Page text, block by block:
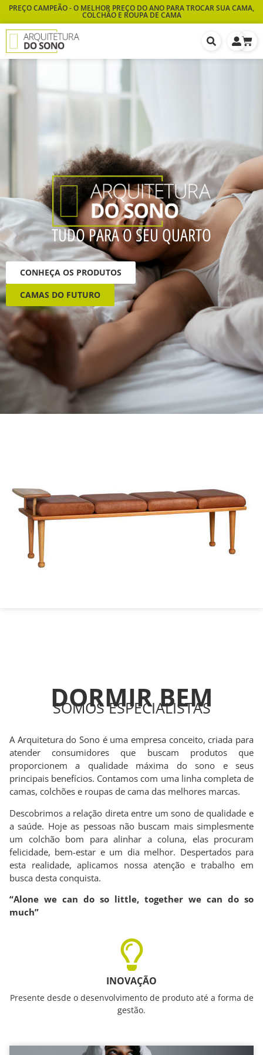
PREÇO CAMPEÃO - O MELHOR PREÇO DO ANO PARA TROCAR SUA CAMA,
COLCHÃO E ROUPA DE CAMA
TUDO PARA O SEU QUARTO
CONHEÇA OS PRODUTOS
CAMAS DO FUTURO
DORMIR BEM
SOMOS ESPECIALISTAS
A Arquitetura do Sono é uma empresa conceito, criada para
atender consumidores que buscam produtos que
proporcionem a qualidade máxima do sono e seus
principais benefícios. Contamos com uma linha completa de
camas, colchões e roupas de cama das melhores marcas.
Descobrimos a relação direta entre um sono de qualidade e
a saúde. Hoje as pessoas não buscam mais simplesmente
um colchão bom para alinhar a coluna, elas procuram
felicidade, bem-estar e um dia melhor. Despertados para
esta realidade, aplicamos nossa atenção e trabalho em
busca desta conquista.
“Alone we can do so little, together we can do so
much”
INOVAÇÃO
Presente desde o desenvolvimento de produto até a forma de
gestão.